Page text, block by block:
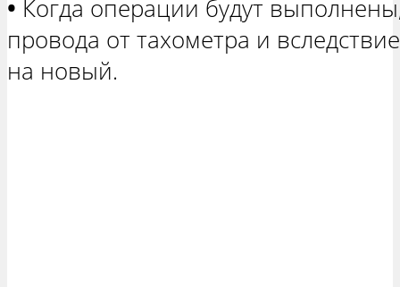
• Когда операции будут
провода от тахометра и
на новый.